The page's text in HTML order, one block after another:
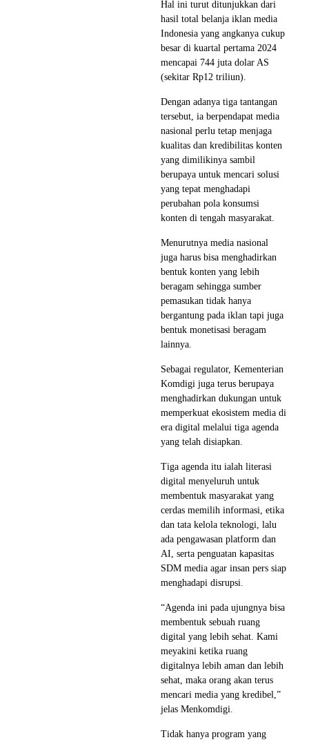
Hal ini turut ditunjukkan dari
hasil total belanja iklan media
Indonesia yang angkanya cukup
besar di kuartal pertama 2024
mencapai 744 juta dolar AS
(sekitar Rp12 triliun).
Dengan adanya tiga tantangan
tersebut, ia berpendapat media
nasional perlu tetap menjaga
kualitas dan kredibilitas konten
yang dimilikinya sambil
berupaya untuk mencari solusi
yang tepat menghadapi
perubahan pola konsumsi
konten di tengah masyarakat.
Menurutnya media nasional
juga harus bisa menghadirkan
bentuk konten yang lebih
beragam sehingga sumber
pemasukan tidak hanya
bergantung pada iklan tapi juga
bentuk monetisasi beragam
lainnya.
Sebagai regulator, Kementerian
Komdigi juga terus berupaya
menghadirkan dukungan untuk
memperkuat ekosistem media di
era digital melalui tiga agenda
yang telah disiapkan.
Tiga agenda itu ialah literasi
digital menyeluruh untuk
membentuk masyarakat yang
cerdas memilih informasi, etika
dan tata kelola teknologi, lalu
ada pengawasan platform dan
AI, serta penguatan kapasitas
SDM media agar insan pers siap
menghadapi disrupsi.
“Agenda ini pada ujungnya bisa
membentuk sebuah ruang
digital yang lebih sehat. Kami
meyakini ketika ruang
digitalnya lebih aman dan lebih
sehat, maka orang akan terus
mencari media yang kredibel,”
jelas Menkomdigi.
Tidak hanya program yang